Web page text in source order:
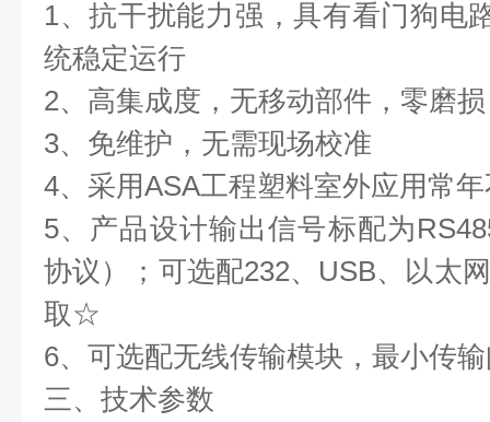
1、抗干扰能力强，具有看门狗电
统稳定运行
2、高集成度，无移动部件，零磨损
3、免维护，无需现场校准
4、采用ASA工程塑料室外应用常
5、产品设计输出信号标配为
协议）；可选配232、USB、以太
取☆
6、可选配无线传输模块，最小传
三、技术参数